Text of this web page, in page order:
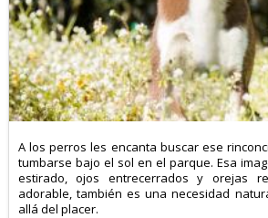
A los perros les encanta buscar ese
tumbarse bajo el sol en el parque. Esa
estirado, ojos entrecerrados y orejas
adorable, también es una necesidad
allá del placer.